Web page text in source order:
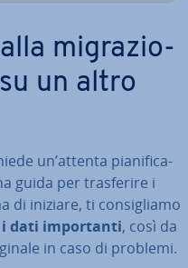
mi­gra­zio­
un altro
un’attenta pia­ni­fi­ca­
guida per tra­sfe­ri­re i
di iniziare, ti con­si­glia­mo
dati im­por­tan­ti, così da
in caso di problemi.